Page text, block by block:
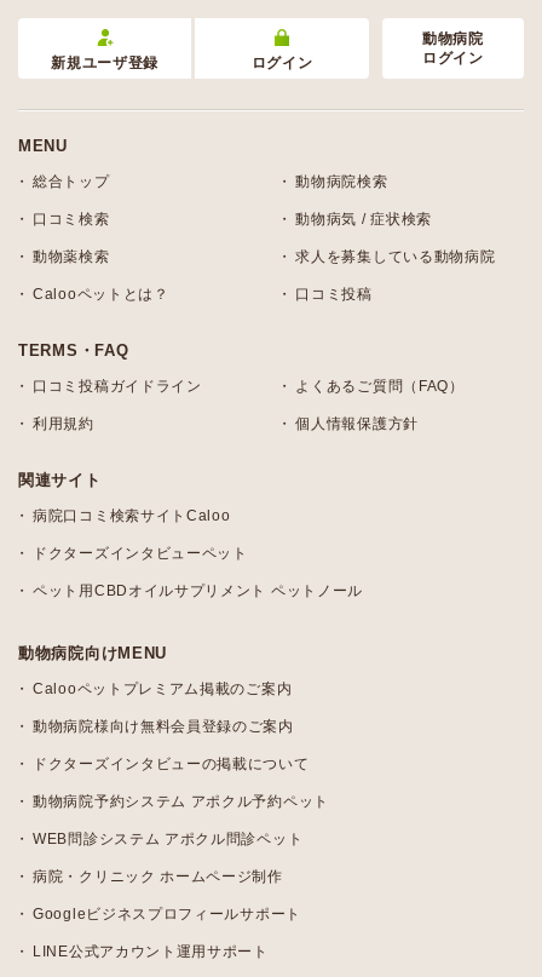
新規ユーザ登録 ログイン
動物病院
ログイン
MENU
総合トップ 動物病院検索
口コミ検索 動物病気 / 症状検索
動物薬検索 求人を募集している動物病院
Calooペットとは？ 口コミ投稿
TERMS・FAQ
口コミ投稿ガイドライン よくあるご質問（FAQ）
利用規約 個人情報保護方針
関連サイト
病院口コミ検索サイトCaloo
ドクターズインタビューペット
ペット用CBDオイルサプリメント ペットノール
動物病院向けMENU
Calooペットプレミアム掲載のご案内
動物病院様向け無料会員登録のご案内
ドクターズインタビューの掲載について
動物病院予約システム アポクル予約ペット
WEB問診システム アポクル問診ペット
病院・クリニック ホームページ制作
Googleビジネスプロフィールサポート
LINE公式アカウント運用サポート